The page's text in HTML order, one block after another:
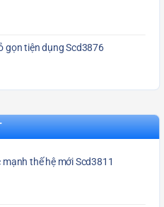
gọn tiện dụng Scd3876
thế hệ mới Scd3811